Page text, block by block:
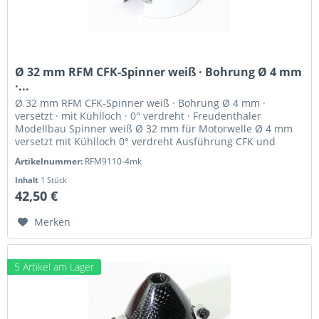
Ø 32 mm RFM CFK-Spinner weiß · Bohrung Ø 4 mm
·...
Ø 32 mm RFM CFK-Spinner weiß · Bohrung Ø 4 mm ·
versetzt · mit Kühlloch · 0° verdreht · Freudenthaler
Modellbau Spinner weiß Ø 32 mm für Motorwelle Ø 4 mm
versetzt mit Kühlloch 0° verdreht Ausführung CFK und
Artikelnummer: RFM9110-4mk
Inhalt 1 Stück
42,50 €
Merken
5 Artikel am Lager